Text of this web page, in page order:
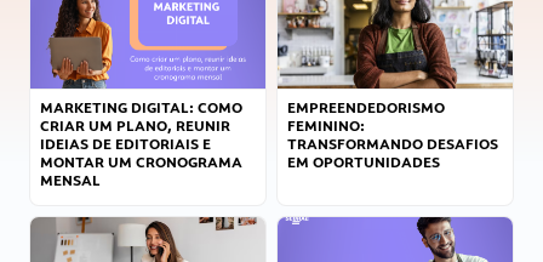
MARKETING DIGITAL: COMO
CRIAR UM PLANO, REUNIR
IDEIAS DE EDITORIAIS E
MONTAR UM CRONOGRAMA
MENSAL
EMPREENDEDORISMO
FEMININO:
TRANSFORMANDO DESAFIOS
EM OPORTUNIDADES